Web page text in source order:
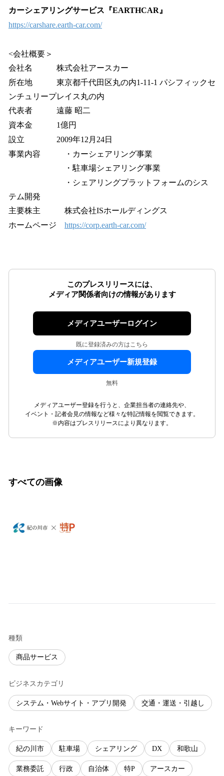
カーシェアリングサービス『EARTHCAR』
https://carshare.earth-car.com/
<会社概要＞
会社名 株式会社アースカー
所在地 東京都千代田区丸の内1-11-1 パシフィックセ
ンチュリープレイス丸の内
代表者 遠藤 昭二
資本金 1億円
設立 2009年12月24日
事業内容 ・カーシェアリング事業
・駐車場シェアリング事業
・シェアリングプラットフォームのシス
テム開発
主要株主 株式会社ISホールディングス
ホームページ https://corp.earth-car.com/
このプレスリリースには、
メディア関係者向けの情報があります
メディアユーザーログイン
既に登録済みの方はこちら
メディアユーザー新規登録
無料
メディアユーザー登録を行うと、企業担当者の連絡先や、
イベント・記者会見の情報など様々な特記情報を閲覧できます。
※内容はプレスリリースにより異なります。
すべての画像
種類
商品サービス
ビジネスカテゴリ
システム・Webサイト・アプリ開発 交通・運送・引越し
キーワード
紀の川市 駐車場 シェアリング DX 和歌山
業務委託 行政 自治体 特P アースカー